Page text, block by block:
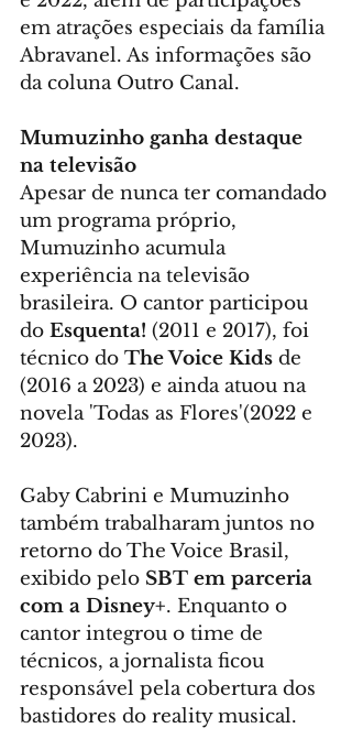
em atrações especiais da família
Abravanel. As informações são
da coluna Outro Canal.
Mumuzinho ganha destaque
na televisão
Apesar de nunca ter comandado
um programa próprio,
Mumuzinho acumula
experiência na televisão
brasileira. O cantor participou
do Esquenta! (2011 e 2017), foi
técnico do The Voice Kids de
(2016 a 2023) e ainda atuou na
novela 'Todas as Flores'(2022 e
2023).
Gaby Cabrini e Mumuzinho
também trabalharam juntos no
retorno do The Voice Brasil,
exibido pelo SBT em parceria
com a Disney+. Enquanto o
cantor integrou o time de
técnicos, a jornalista ficou
responsável pela cobertura dos
bastidores do reality musical.